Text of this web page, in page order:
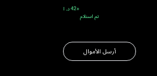
تم استلام
+42 د. ا
أرسل الأموال